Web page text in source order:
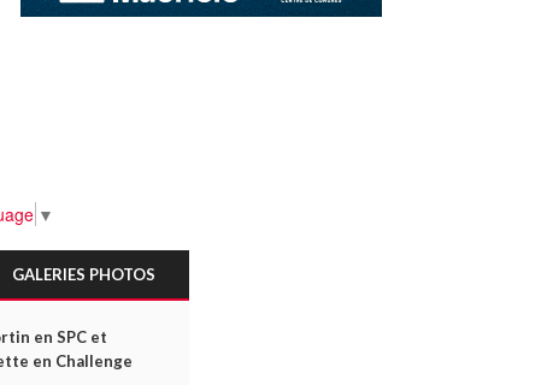
▼
GALERIES PHOTOS
en SPC et
en Challenge